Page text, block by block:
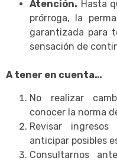
Atención. Hasta
prórroga, la
garantizada para
sensación de
A tener en cuenta…
No realizar
conocer la norma
Revisar
anticipar posibles
Consultarnos